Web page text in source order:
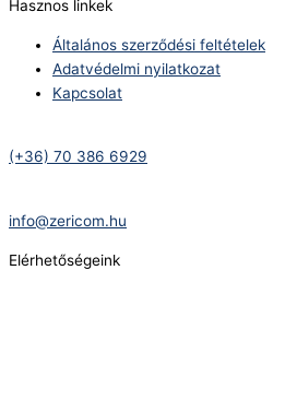
Hasznos linkek
Általános szerződési feltételek
Adatvédelmi nyilatkozat
Kapcsolat
(+36) 70 386 6929
info@zericom.hu
Elérhetőségeink